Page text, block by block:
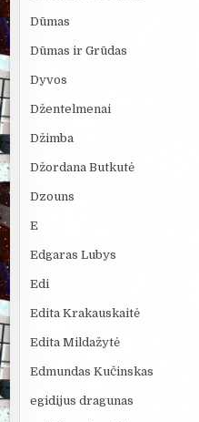
Dūmas
Dūmas ir Grūdas
Dyvos
Džentelmenai
Džimba
Džordana Butkutė
Dzouns
E
Edgaras Lubys
Edi
Edita Krakauskaitė
Edita Mildažytė
Edmundas Kučinskas
egidijus dragunas